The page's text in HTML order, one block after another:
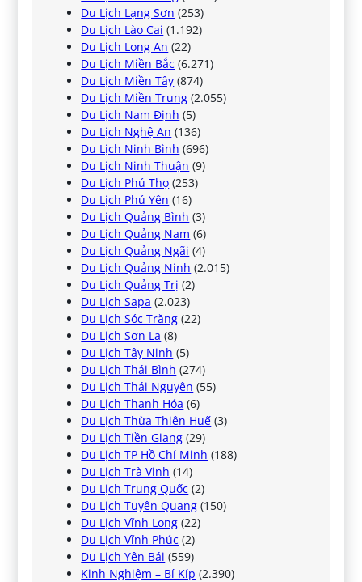
Du Lịch Lạng Sơn (253)
Du Lịch Lào Cai (1.192)
Du Lịch Long An (22)
Du Lịch Miền Bắc (6.271)
Du Lịch Miền Tây (874)
Du Lịch Miền Trung (2.055)
Du Lịch Nam Định (5)
Du Lịch Nghệ An (136)
Du Lịch Ninh Bình (696)
Du Lịch Ninh Thuận (9)
Du Lịch Phú Thọ (253)
Du Lịch Phú Yên (16)
Du Lịch Quảng Bình (3)
Du Lịch Quảng Nam (6)
Du Lịch Quảng Ngãi (4)
Du Lịch Quảng Ninh (2.015)
Du Lịch Quảng Trị (2)
Du Lịch Sapa (2.023)
Du Lịch Sóc Trăng (22)
Du Lịch Sơn La (8)
Du Lịch Tây Ninh (5)
Du Lịch Thái Bình (274)
Du Lịch Thái Nguyên (55)
Du Lịch Thanh Hóa (6)
Du Lịch Thừa Thiên Huế (3)
Du Lịch Tiền Giang (29)
Du Lịch TP Hồ Chí Minh (188)
Du Lịch Trà Vinh (14)
Du Lịch Trung Quốc (2)
Du Lịch Tuyên Quang (150)
Du Lịch Vĩnh Long (22)
Du Lịch Vĩnh Phúc (2)
Du Lịch Yên Bái (559)
Kinh Nghiệm – Bí Kíp (2.390)